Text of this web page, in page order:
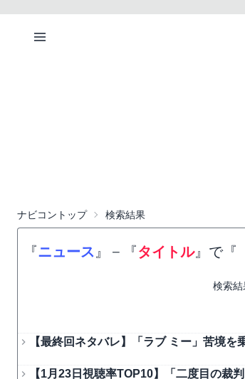
ナビコントップ 検索結果
『ニュース 』 − 『タイトル』で『
検索結
【最終回ネタバレ】「ラブ ミー」苦境を
【1月23日視聴率TOP10】「二度目の裁